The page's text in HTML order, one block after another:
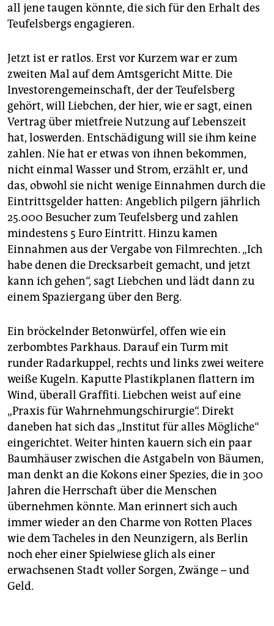
all jene taugen könnte, die sich für den Erhalt des
Teufelsbergs engagieren.
Jetzt ist er ratlos. Erst vor Kurzem war er zum
zweiten Mal auf dem Amtsgericht Mitte. Die
Investorengemeinschaft, der der Teufelsberg
gehört, will Liebchen, der hier, wie er sagt, einen
Vertrag über mietfreie Nutzung auf Lebenszeit
hat, loswerden. Entschädigung will sie ihm keine
zahlen. Nie hat er etwas von ihnen bekommen,
nicht einmal Wasser und Strom, erzählt er, und
das, obwohl sie nicht wenige Einnahmen durch die
Eintrittsgelder hatten: Angeblich pilgern jährlich
25.000 Besucher zum Teufelsberg und zahlen
mindestens 5 Euro Eintritt. Hinzu kamen
Einnahmen aus der Vergabe von Filmrechten. „Ich
habe denen die Drecksarbeit gemacht, und jetzt
kann ich gehen“, sagt Liebchen und lädt dann zu
einem Spaziergang über den Berg.
Ein bröckelnder Betonwürfel, offen wie ein
zerbombtes Parkhaus. Darauf ein Turm mit
runder Radarkuppel, rechts und links zwei weitere
weiße Kugeln. Kaputte Plastikplanen flattern im
Wind, überall Graffiti. Liebchen weist auf eine
„Praxis für Wahrnehmungschirurgie“. Direkt
daneben hat sich das „Institut für alles Mögliche“
eingerichtet. Weiter hinten kauern sich ein paar
Baumhäuser zwischen die Astgabeln von Bäumen,
man denkt an die Kokons einer Spezies, die in 300
Jahren die Herrschaft über die Menschen
übernehmen könnte. Man erinnert sich auch
immer wieder an den Charme von Rotten Places
wie dem Tacheles in den Neunzigern, als Berlin
noch eher einer Spielwiese glich als einer
erwachsenen Stadt voller Sorgen, Zwänge – und
Geld.